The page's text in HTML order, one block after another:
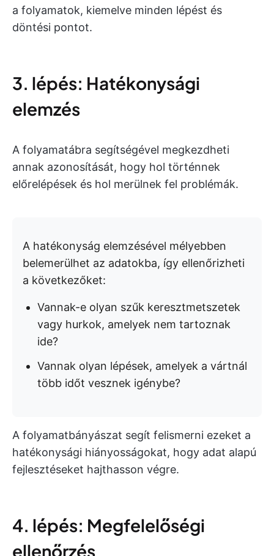
a folyamatok, kiemelve minden lépést és
döntési pontot.
3. lépés: Hatékonysági
elemzés
A folyamatábra segítségével megkezdheti
annak azonosítását, hogy hol történnek
előrelépések és hol merülnek fel problémák.
A hatékonyság elemzésével mélyebben
belemerülhet az adatokba, így ellenőrizheti
a következőket:
Vannak-e olyan szűk keresztmetszetek
vagy hurkok, amelyek nem tartoznak
ide?
Vannak olyan lépések, amelyek a vártnál
több időt vesznek igénybe?
A folyamatbányászat segít felismerni ezeket a
hatékonysági hiányosságokat, hogy adat alapú
fejlesztéseket hajthasson végre.
4. lépés: Megfelelőségi
ellenőrzés